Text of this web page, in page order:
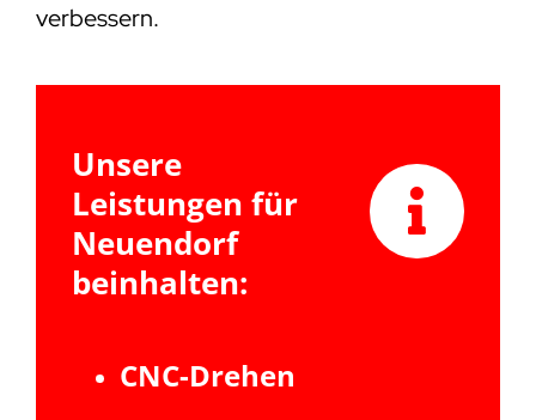
verbessern.
Unsere
Leistungen für
Neuendorf
beinhalten:
CNC-Drehen